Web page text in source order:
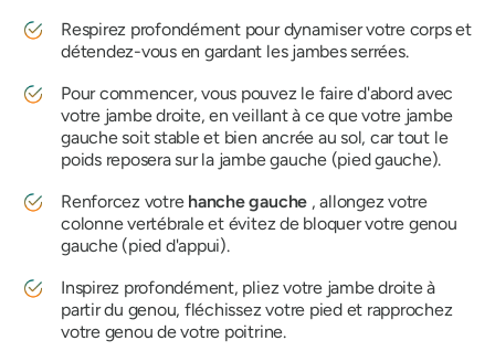
Respirez profondément pour dynamiser votre corps et
détendez-vous en gardant les jambes serrées.
Pour commencer, vous pouvez le faire d'abord avec
votre jambe droite, en veillant à ce que votre jambe
gauche soit stable et bien ancrée au sol, car tout le
poids reposera sur la jambe gauche (pied gauche).
Renforcez votre hanche gauche , allongez votre
colonne vertébrale et évitez de bloquer votre genou
gauche (pied d'appui).
Inspirez profondément, pliez votre jambe droite à
partir du genou, fléchissez votre pied et rapprochez
votre genou de votre poitrine.